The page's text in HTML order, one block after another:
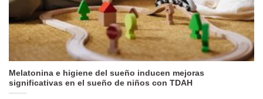
Melatonina e higiene del sueño inducen mejoras
significativas en el sueño de niños con TDAH